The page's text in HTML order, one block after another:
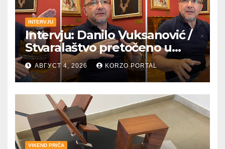
INTERVJU
Intervju: Danilo Vuksanović /
Stvaralaštvo pretočeno u
umetnost i reči
АВГУСТ 4, 2026 KORZO PORTAL
VIKEND PRIČA